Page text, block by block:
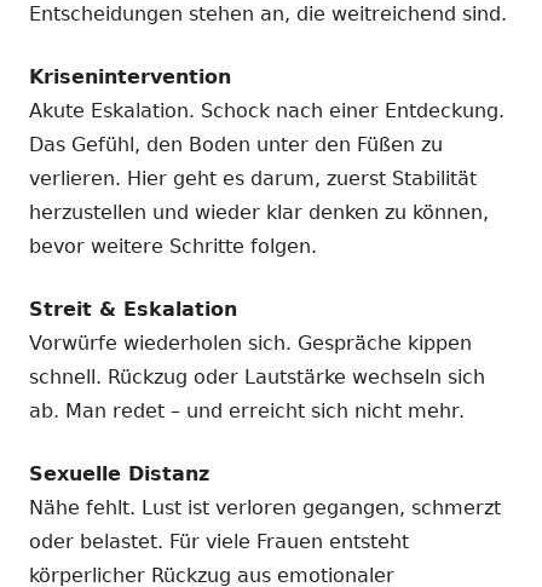
Entscheidungen stehen an, die weitreichend sind.
Krisenintervention
Akute Eskalation. Schock nach einer Entdeckung.
Das Gefühl, den Boden unter den Füßen zu
verlieren. Hier geht es darum, zuerst Stabilität
herzustellen und wieder klar denken zu können,
bevor weitere Schritte folgen.
Streit & Eskalation
Vorwürfe wiederholen sich. Gespräche kippen
schnell. Rückzug oder Lautstärke wechseln sich
ab. Man redet – und erreicht sich nicht mehr.
Sexuelle Distanz
Nähe fehlt. Lust ist verloren gegangen, schmerzt
oder belastet. Für viele Frauen entsteht
körperlicher Rückzug aus emotionaler